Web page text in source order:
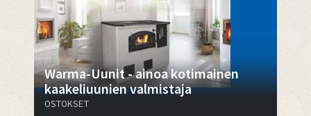
Warma-Uunit - ainoa kotimainen
kaakeliuunien valmistaja
OSTOKSET